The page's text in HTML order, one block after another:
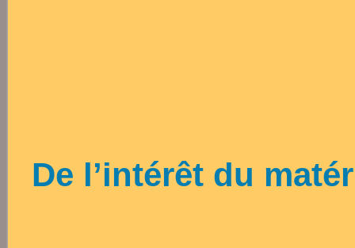
De l’intérêt du